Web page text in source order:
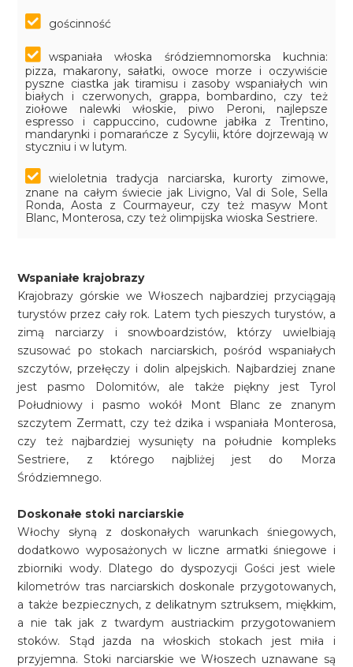
gościnność
wspaniała włoska śródziemnomorska kuchnia:
pizza, makarony, sałatki, owoce morze i oczywiście
pyszne ciastka jak tiramisu i zasoby wspaniałych win
białych i czerwonych, grappa, bombardino, czy też
ziołowe nalewki włoskie, piwo Peroni, najlepsze
espresso i cappuccino, cudowne jabłka z Trentino,
mandarynki i pomarańcze z Sycylii, które dojrzewają w
styczniu i w lutym.
wieloletnia tradycja narciarska, kurorty zimowe,
znane na całym świecie jak Livigno, Val di Sole, Sella
Ronda, Aosta z Courmayeur, czy też masyw Mont
Blanc, Monterosa, czy też olimpijska wioska Sestriere.
Wspaniałe krajobrazy
Krajobrazy górskie we Włoszech najbardziej przyciągają
turystów przez cały rok. Latem tych pieszych turystów, a
zimą narciarzy i snowboardzistów, którzy uwielbiają
szusować po stokach narciarskich, pośród wspaniałych
szczytów, przełęczy i dolin alpejskich. Najbardziej znane
jest pasmo Dolomitów, ale także piękny jest Tyrol
Południowy i pasmo wokół Mont Blanc ze znanym
szczytem Zermatt, czy też dzika i wspaniała Monterosa,
czy też najbardziej wysunięty na południe kompleks
Sestriere, z którego najbliżej jest do Morza
Śródziemnego.
Doskonałe stoki narciarskie
Włochy słyną z doskonałych warunkach śniegowych,
dodatkowo wyposażonych w liczne armatki śniegowe i
zbiorniki wody. Dlatego do dyspozycji Gości jest wiele
kilometrów tras narciarskich doskonale przygotowanych,
a także bezpiecznych, z delikatnym sztruksem, miękkim,
a nie tak jak z twardym austriackim przygotowaniem
stoków. Stąd jazda na włoskich stokach jest miła i
przyjemna. Stoki narciarskie we Włoszech uznawane są